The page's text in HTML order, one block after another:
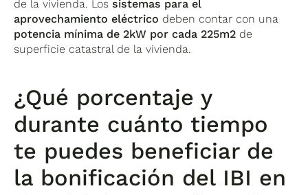
de la vivienda. Lossistemas para el
aprovechamiento eléctrico deben contar con una
potencia mínima de 2kW por cada 225m2 de
superficie catastral de la vivienda.
¿Qué porcentaje y
durante cuánto tiempo
te puedes beneficiar de
la bonificación del IBI en